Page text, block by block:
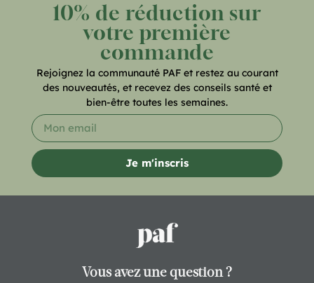
10% de réduction sur
votre première
commande
Rejoignez la communauté PAF et restez au courant
des nouveautés, et recevez des conseils santé et
bien-être toutes les semaines.
Je m'inscris
Vous avez une question ?